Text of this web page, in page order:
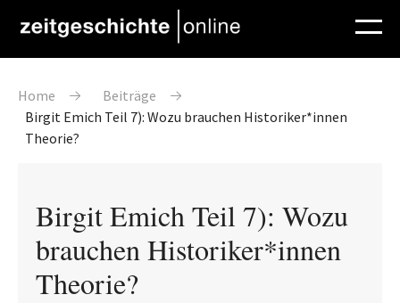
Pfadnavigation
Home
Beiträge
Birgit Emich Teil 7): Wozu brauchen Historiker*innen
Theorie?
Birgit Emich Teil 7): Wozu
brauchen Historiker*innen
Theorie?